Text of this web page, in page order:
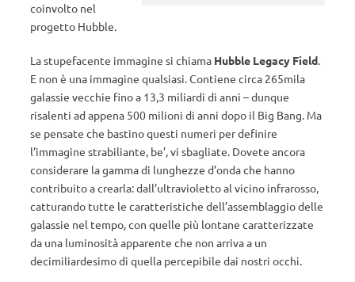
coinvolto nel
progetto Hubble.
La stupefacente immagine si chiama Hubble Legacy Field.
E non è una immagine qualsiasi. Contiene circa 265mila
galassie vecchie fino a 13,3 miliardi di anni – dunque
risalenti ad appena 500 milioni di anni dopo il Big Bang. Ma
se pensate che bastino questi numeri per definire
l’immagine strabiliante, be’, vi sbagliate. Dovete ancora
considerare la gamma di lunghezze d’onda che hanno
contribuito a crearla: dall’ultravioletto al vicino infrarosso,
catturando tutte le caratteristiche dell’assemblaggio delle
galassie nel tempo, con quelle più lontane caratterizzate
da una luminosità apparente che non arriva a un
decimiliardesimo di quella percepibile dai nostri occhi.